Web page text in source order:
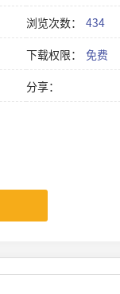
浏览次数：
434
下载权限：
免费
分享：